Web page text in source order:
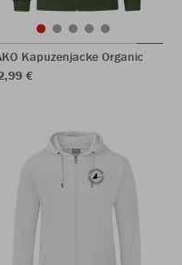
Kapuzenjacke Organic
€